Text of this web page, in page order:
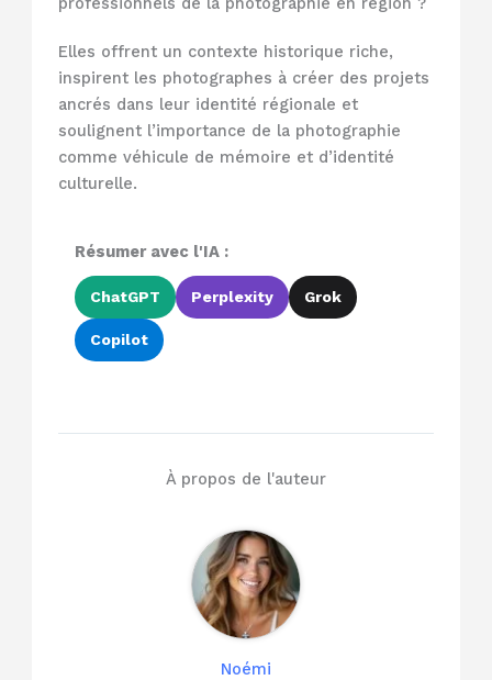
Elles offrent un contexte historique riche,
inspirent les photographes à créer des projets
ancrés dans leur identité régionale et
soulignent l’importance de la photographie
comme véhicule de mémoire et d’identité
culturelle.
Résumer avec l'IA :
ChatGPT Perplexity Grok
Copilot
À propos de l'auteur
Noémi